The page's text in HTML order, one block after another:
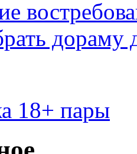
дораму
18+ пары